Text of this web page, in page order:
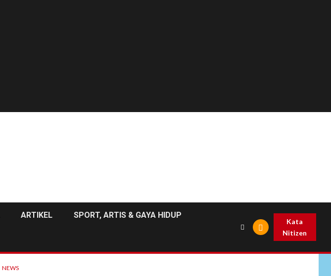
ARTIKEL SPORT, ARTIS & GAYA HIDUP
Kata
Nitizen
NEWS